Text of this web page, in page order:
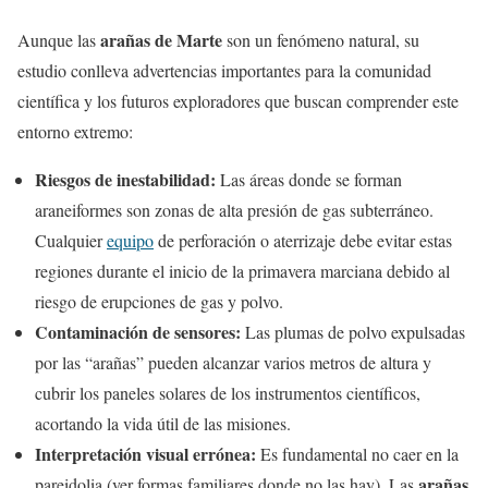
Aunque lasarañas de Marteson un fenómeno natural, su
estudio conlleva advertencias importantes para la comunidad
científica y los futuros exploradores que buscan comprender este
entorno extremo:
Riesgos de inestabilidad: Las áreas donde se forman
araneiformes son zonas de alta presión de gas subterráneo.
Cualquierequipode perforación o aterrizaje debe evitar estas
regiones durante el inicio de la primavera marciana debido al
riesgo de erupciones de gas y polvo.
Contaminación de sensores: Las plumas de polvo expulsadas
por las “arañas” pueden alcanzar varios metros de altura y
cubrir los paneles solares de los instrumentos científicos,
acortando la vida útil de las misiones.
Interpretación visual errónea: Es fundamental no caer en la